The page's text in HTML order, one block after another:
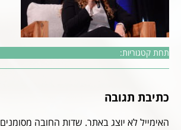
תחת קטגוריות:
כתיבת תגובה
האימייל לא יוצג באתר. שדות החובה מסומנים